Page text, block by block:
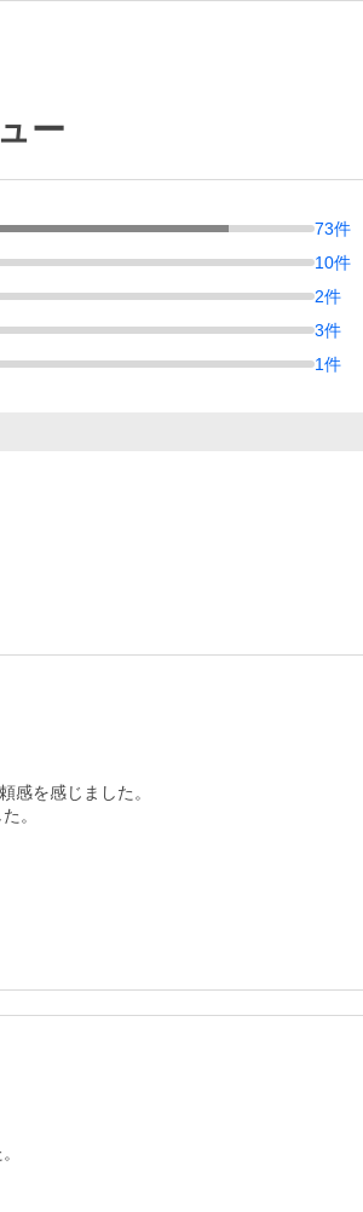
ー
73件
10件
2件
3件
1件
感を感じました。
。